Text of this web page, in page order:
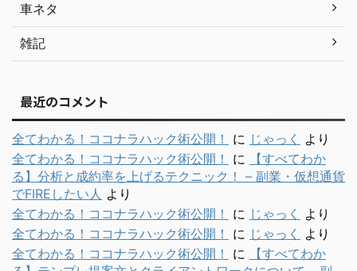
車ネタ
雑記
最近のコメント
全てわかる！ココナラハック術公開！ に じゃっく
より
全てわかる！ココナラハック術公開！
に
【すべてわか
る】分析と成約率を上げるテクニック！ – 副業・仮想通貨
でFIREしたい人 より
全てわかる！ココナラハック術公開！
に じゃっく
より
全てわかる！ココナラハック術公開！
に じゃっく
より
全てわかる！ココナラハック術公開！
に
【すべてわか